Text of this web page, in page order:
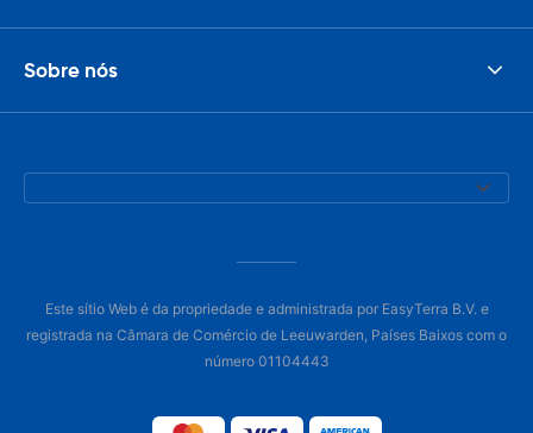
Sobre nós
Este sítio Web é da propriedade e administrada por EasyTerra B.V. e
registrada na Câmara de Comércio de Leeuwarden, Países Baixos com o
número 01104443